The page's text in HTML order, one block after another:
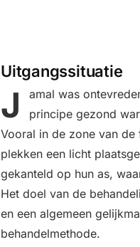
Uitgangssituatie
J
amal was
principe gezond
Vooral in de zone van
plekken een licht
gekanteld op hun as,
Het doel van de
en een algemeen
behandelmethode.